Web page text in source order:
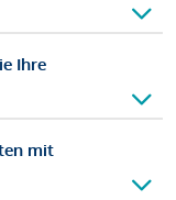
Ihre
mit